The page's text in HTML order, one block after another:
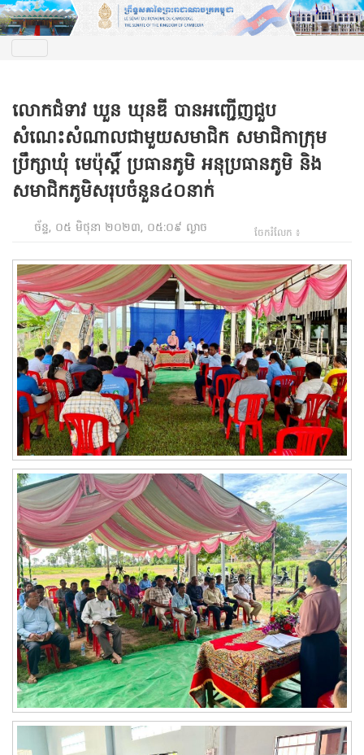
លោកជំទាវ ឃួន ឃុនឌី បានអញ្ជើញជួប
សំណេះសំណាលជាមួយសមាជិក សមាជិកាក្រុម
ប្រឹក្សាឃុំ មេប៉ុស្តិ៍ ប្រធានភូមិ អនុប្រធានភូមិ និង
សមាជិកភូមិសរុបចំនួន៤០នាក់
ច័ន្ទ, ០៥ មិថុនា ២០២៣, ០៥:០៩ ល្ងាច ចែករំលែក ៖